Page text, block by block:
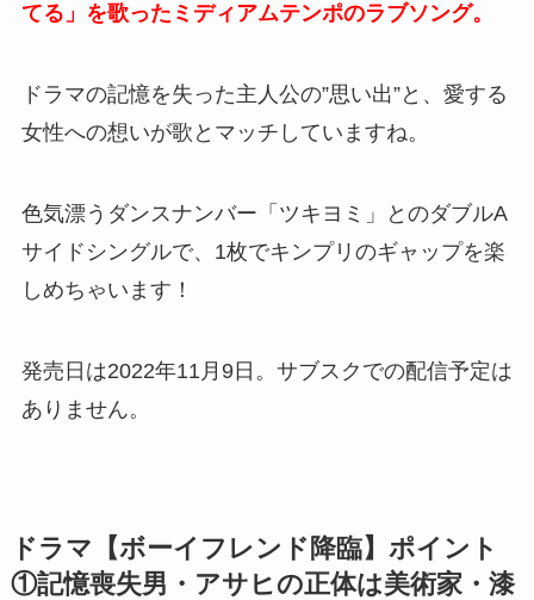
てる」を歌ったミディアムテンポのラブソング。
ドラマの記憶を失った主人公の”思い出”と、愛する
女性への想いが歌とマッチしていますね。
色気漂うダンスナンバー「ツキヨミ」とのダブルA
サイドシングルで、1枚でキンプリのギャップを楽
しめちゃいます！
発売日は2022年11月9日。サブスクでの配信予定は
ありません。
ドラマ【ボーイフレンド降臨】ポイント
①記憶喪失男・アサヒの正体は美術家・漆